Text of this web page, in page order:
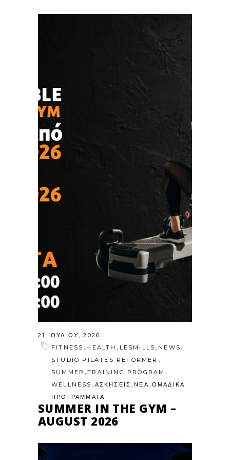
21 ΙΟΥΛΊΟΥ, 2026
FITNESS , HEALTH , LESMILLS , NEWS ,
STUDIO PILATES REFORMER ,
SUMMER ,TRAINING PROGRAM ,
WELLNESS , ΑΣΚΗΣΕΙΣ ,ΝΕΑ , ΟΜΑΔΙΚΑ
ΠΡΟΓΡΑΜΜΑΤΑ
SUMMER IN THE GYM –
AUGUST 2026